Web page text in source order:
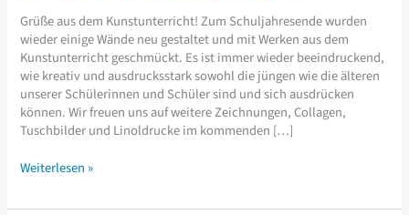
Grüße aus dem Kunstunterricht! Zum Schuljahresende wurden
wieder einige Wände neu gestaltet und mit Werken aus dem
Kunstunterricht geschmückt. Es ist immer wieder beeindruckend,
wie kreativ und ausdrucksstark sowohl die jüngen wie die älteren
unserer Schülerinnen und Schüler sind und sich ausdrücken
können. Wir freuen uns auf weitere Zeichnungen, Collagen,
Tuschbilder und Linoldrucke im kommenden […]
Schule
Galerie
Weiterlesen »